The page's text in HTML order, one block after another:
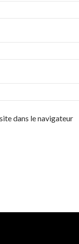
dans le navigateur